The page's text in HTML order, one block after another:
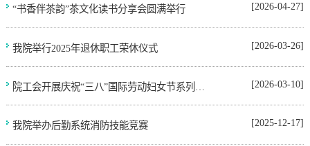
“书香伴茶韵”茶文化读书分享会圆满举行 [2026-04-27]
我院举行2025年退休职工荣休仪式 [2026-03-26]
[2026-03-10]
我院举办后勤系统消防技能竞赛 [2025-12-17]